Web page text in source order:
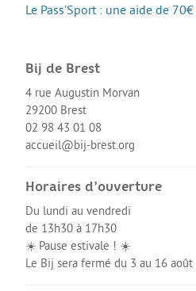
Le Pass’Sport : une aide de
Bij de Brest
4 rue Augustin Morvan
29200 Brest
02 98 43 01 08
accueil@bij-brest.org
Horaires d’ouverture
Du lundi au vendredi
de 13h30 à 17h30
☀️ Pause estivale ! ☀️
Le Bij sera fermé du 3 au 16